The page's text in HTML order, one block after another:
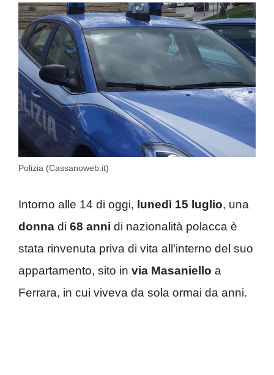
Polizia (Cassanoweb.it)
Intorno alle 14 di oggi, lunedì 15 luglio, una
donna di 68 anni di nazionalità polacca è
stata rinvenuta priva di vita all’interno del suo
appartamento, sito in via Masaniello a
Ferrara, in cui viveva da sola ormai da anni.